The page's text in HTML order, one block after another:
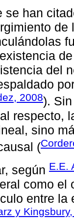
se han
del
2008).
respecto,
sino
(
según E.E.
como el
entre
y